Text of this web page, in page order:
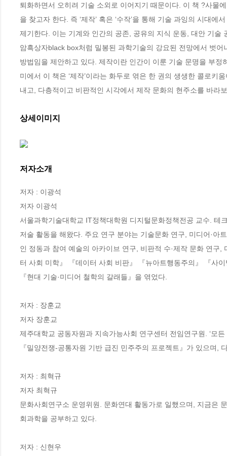
퇴화하면서 오히려 기술 소외로 이어지기 때문이다. 이 책 ?사물
을 찾고자 한다. 즉 ‘제작’ 혹은 ‘수작’을 통해 기술 과잉의 시대
제기한다. 이는 기계와 인간의 공존, 공유의 지식 운동, 대안 기
암흑상자black box처럼 밀봉된 과학기술의 강요된 전망에서 벗
방법임을 제안하고 있다. 제작이란 인간이 이룬 기술 문명을 부
미에서 이 책은 ‘제작’이라는 화두로 엮은 한 권의 생생한 콜로
내고, 다층적이고 비판적인 시각에서 제작 문화의 현주소를 바라
상세이미지
저자소개
저자 : 이광석
저자 이광석
서울과학기술대학교 IT정책대학원 디지털문화정책전공 교수.
저술 활동을 해왔다. 주요 연구 분야는 기술문화 연구, 미디어·
인 정동과 참여 예술의 아카이브 연구, 비판적 수·제작 문화 연
터 사회 미학』 『데이터 사회 비판』 『뉴아트행동주의』 『사
『현대 기술·미디어 철학의 갈래들』을 엮었다.
저자 : 장훈교
저자 장훈교
제주대학교 공동자원과 지속가능사회 연구센터 전임연구원. ‘모
『밀양전쟁-공통자원 기반 급진 민주주의 프로젝트』가 있으며,
저자 : 최혁규
저자 최혁규
문화사회연구소 운영위원. 문화연대 활동가로 일했으며, 지금은
회과학을 공부하고 있다.
저자 : 신현우